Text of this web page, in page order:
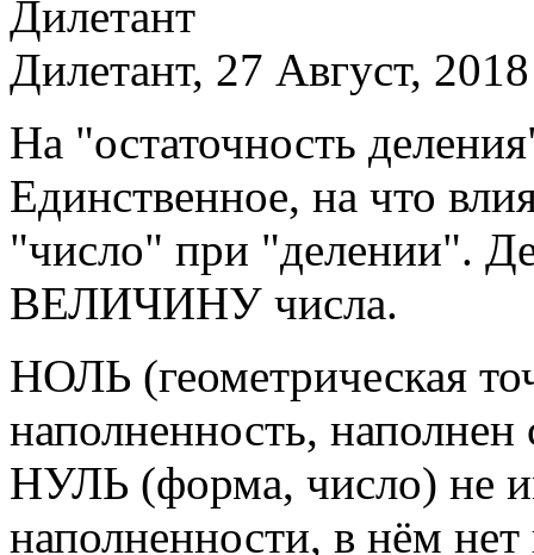
Дилетант, 27 Август,
На "остаточность
Единственное, на что
"число" при "делении".
ВЕЛИЧИНУ числа.
НОЛЬ (геометрическая
наполненность,
НУЛЬ (форма, число) не
наполненности, в нём